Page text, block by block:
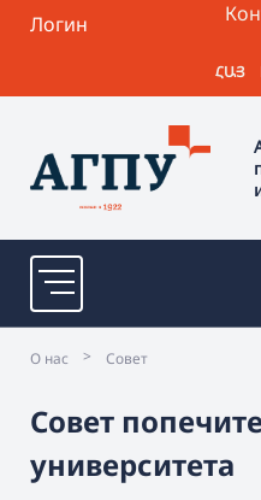
Логин
ՀԱՅ
О нас > Совет
Совет
университета